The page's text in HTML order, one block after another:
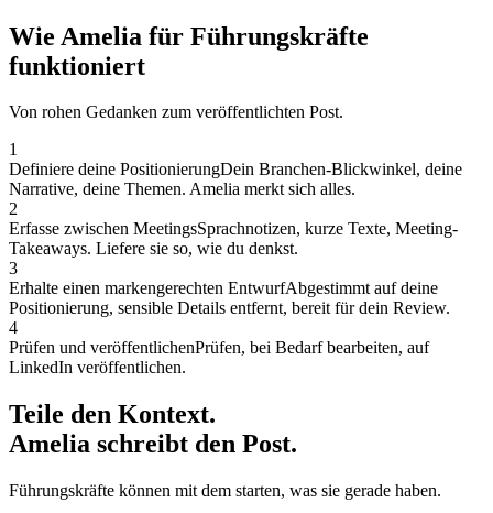
Wie Amelia für Führungskräfte
funktioniert
Von rohen Gedanken zum veröffentlichten Post.
1
Definiere deine PositionierungDein Branchen-Blickwinkel, deine
Narrative, deine Themen. Amelia merkt sich alles.
2
Erfasse zwischen MeetingsSprachnotizen, kurze Texte, Meeting-
Takeaways. Liefere sie so, wie du denkst.
3
Erhalte einen markengerechten EntwurfAbgestimmt auf deine
Positionierung, sensible Details entfernt, bereit für dein Review.
4
Prüfen und veröffentlichenPrüfen, bei Bedarf bearbeiten, auf
LinkedIn veröffentlichen.
Teile den Kontext.
Amelia schreibt den Post.
Führungskräfte können mit dem starten, was sie gerade haben.